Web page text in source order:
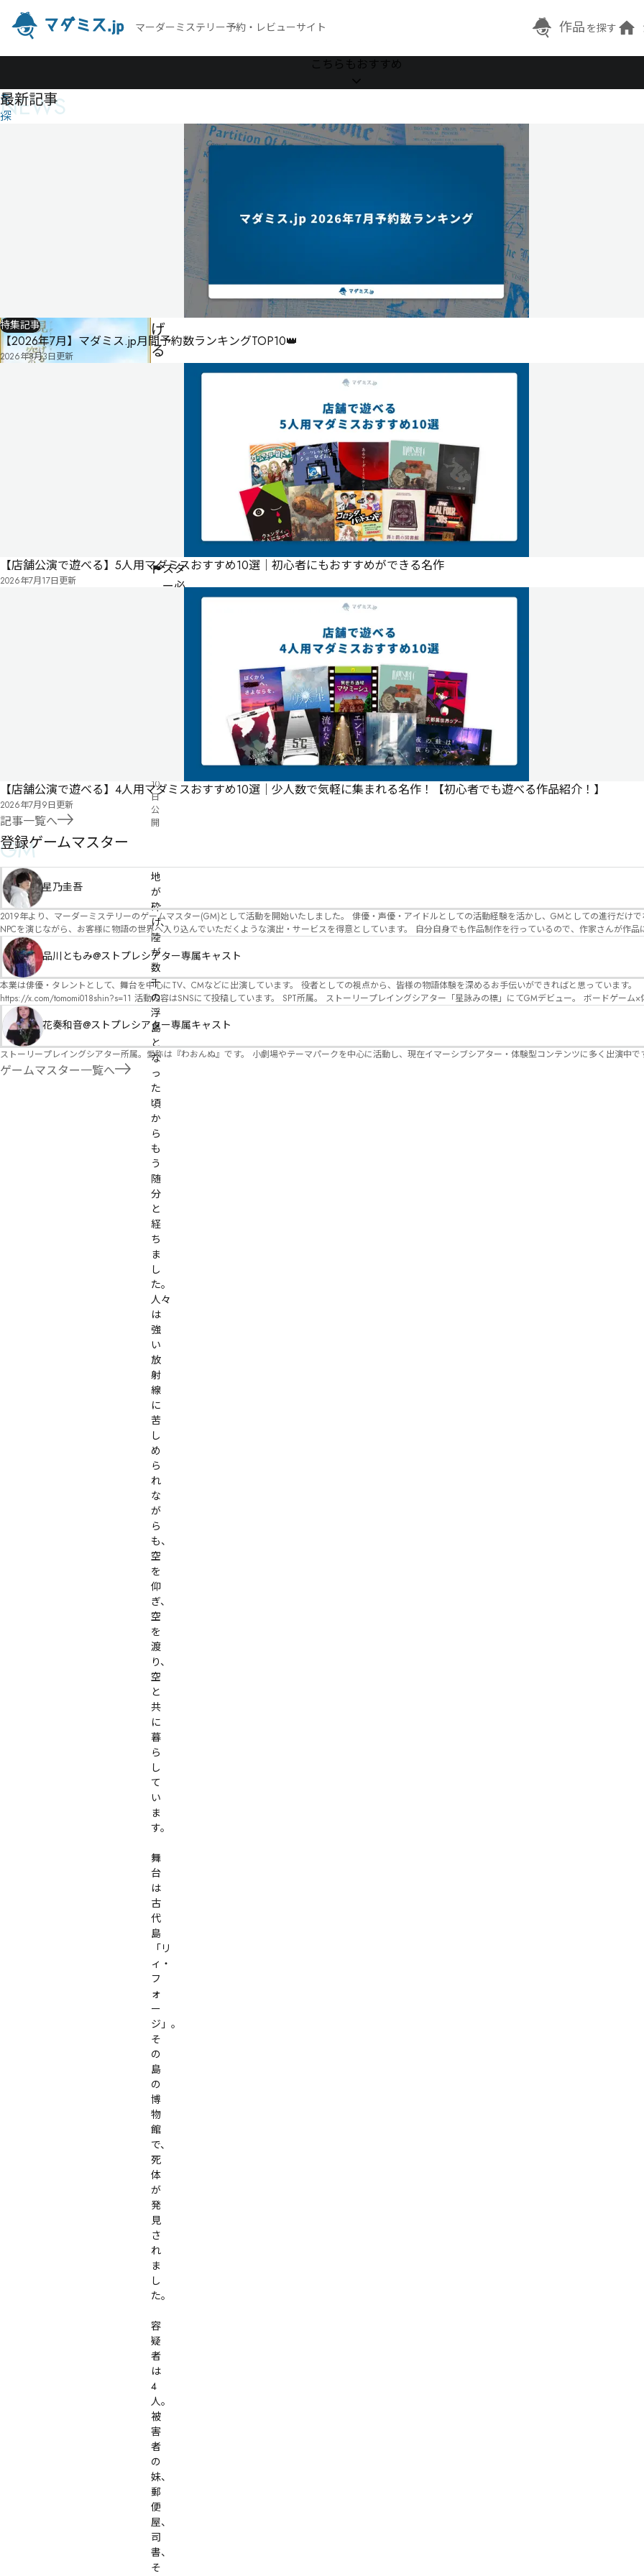
マーダーミステリー予約・レビューサイト 作品 を探す
を
探
げ
る
スタ
ー必
10
日
公
開
地
が
砕
け、
陸
が
数
千
の
浮
島
と
な
っ
た
頃
か
ら
も
う
随
分
と
経
ち
ま
し
た。
人々
は
強
い
放
射
線
に
苦
し
め
ら
れ
な
が
ら
も、
空
を
仰
ぎ、
空
を
渡
り、
空
と
共
に
暮
ら
し
て
い
ま
す。
舞
台
は
古
代
島
「リ
ィ・
フ
ォ
ー
ジ」。
そ
の
島
の
博
物
館
で、
死
体
が
発
見
さ
れ
ま
し
た。
容
疑
者
は
4
人。
被
害
者
の
妹、
郵
便
屋、
司
書、
そ
こちらもおすすめ
NEWS
最新記事
特集記事
【2026年7月】マダミス.jp月間予約数ランキングTOP10👑
2026年8月3日更新
【店舗公演で遊べる】5人用マダミスおすすめ10選｜初心者にもおすすめができる名作
2026年7月17日更新
【店舗公演で遊べる】4人用マダミスおすすめ10選｜少人数で気軽に集まれる名作！【初心者でも遊べる作品紹介！】
2026年7月9日更新
記事一覧へ
GM
登録ゲームマスター
星乃圭吾
2019年より、マーダーミステリーのゲームマスター(GM)として活動を開始いたしました。 俳優・声優・アイドルとしての活動経験を活かし、GMとしての進行だけでなく、作品内の
NPCを演じながら、お客様に物語の世界へ入り込んでいただくような演出・サービスを得意としています。 自分自身でも作品制作を行っているので、作家さんが作品に込めた想いや意
図を大切にしながら、その作品の魅力をお客様に届けられるような公演を心がけています。 参加してくださる皆様がどんなエンディングを迎えるのか、どんな物語が生まれるのかを想
像しながら、公演を進めていく時間が本当に大好きです！ 対応可能作品は、オフライン（対面）作品のみとなります。 得意分野をひとつ挙げるなら恋愛もの（恋愛要素を含むシナリ
オ）ですが、ファンタジー、デスゲーム、青春ものなど、ジャンルを問わず幅広く対応可能です！お任せください！ 《所属団体・店舗》 ★ Lanbelysma -ランビリズマ- (代表・制作・
GM) ★ ストーリープレイングシアター (GM) ★ フィネガンズ ウェイク (GM)
品川ともみ@ストプレシアター専属キャスト
本業は俳優・タレントとして、舞台を中心にTV、CMなどに出演しています。 役者としての視点から、皆様の物語体験を深めるお手伝いができればと思っています。
https://x.com/tomomi018shin?s=11 活動内容はSNSにて投稿しています。 SPT所属。 ストーリープレイングシアター「星詠みの標」にてGMデビュー。 ボードゲーム×体感型演劇 イマ
ーシブカフェ「コアクト」(不定期開催)出演中。
花奏和音@ストプレシアター専属キャスト
ストーリープレイングシアター所属。愛称は『わおんぬ』です。 小劇場やテーマパークを中心に活動し、現在イマーシブシアター・体験型コンテンツに多く出演中で
ゲームマスター一覧へ